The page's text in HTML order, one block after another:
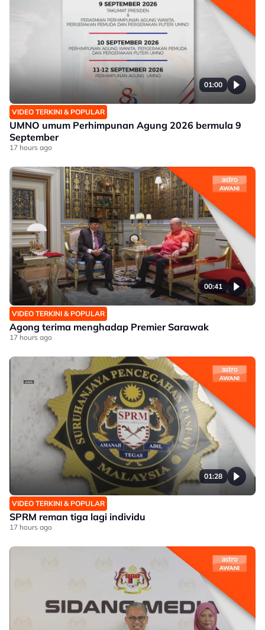
01:00
VIDEO TERKINI & POPULAR
UMNO umum Perhimpunan Agung 2026 bermula 9
September
17 hours ago
00:41
VIDEO TERKINI & POPULAR
Agong terima menghadap Premier Sarawak
17 hours ago
01:28
VIDEO TERKINI & POPULAR
SPRM reman tiga lagi individu
17 hours ago